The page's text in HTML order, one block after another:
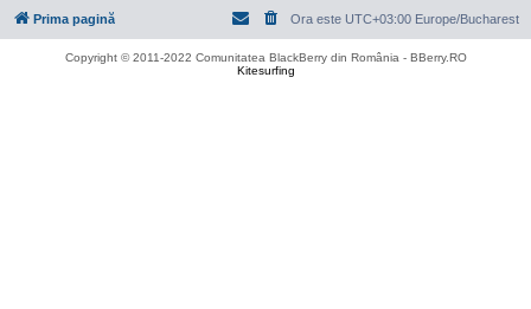
Prima pagină Ora este UTC+03:00 Europe/Bucharest
Copyright © 2011-2022 Comunitatea BlackBerry din România - BBerry.RO
Kitesurfing